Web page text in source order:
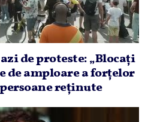
de proteste: „Blocaţi
amploare a forţelor
reţinute